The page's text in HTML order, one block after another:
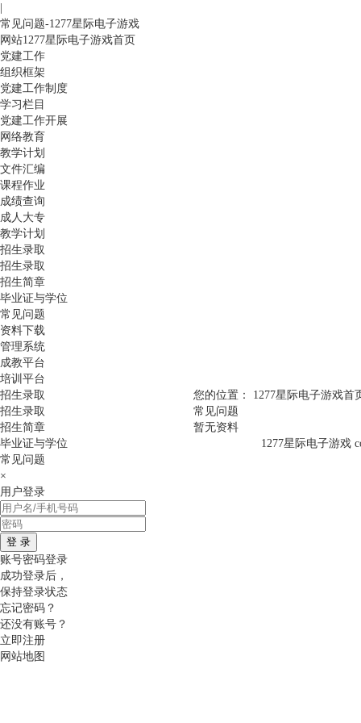
常见问题-1277星际电子游戏
网站1277星际电子游戏首页
党建工作
组织框架
党建工作制度
学习栏目
党建工作开展
网络教育
教学计划
文件汇编
课程作业
成绩查询
成人大专
教学计划
招生录取
招生录取
招生简章
毕业证与学位
常见问题
资料下载
管理系统
成教平台
培训平台
招生录取
招生录取
招生简章
毕业证与学位
常见问题
您的位置： 1277星际电子游戏首
常见问题
暂无资料
1277星际电子游戏
×
用户登录
登 录
账号密码登录
成功登录后，
保持登录状态
忘记密码？
还没有账号？
立即注册
网站地图